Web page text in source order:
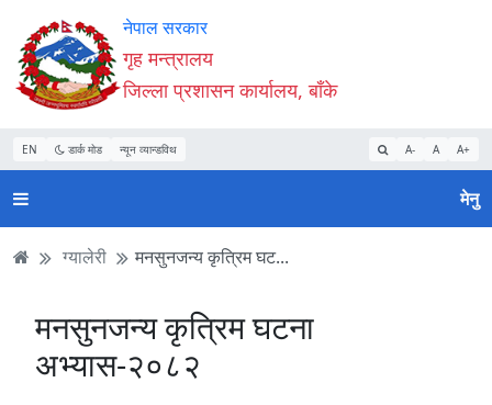
Accessibility
Mode
सुरु
गर्नुहोस्
सामाग्री
पढ्नुहाेस्
नेभिगेसन
पढ्नुहाेस्
वेबसाइट
खोजमा
जानुहोस्
नेपाल सरकार
गृह मन्त्रालय
जिल्ला प्रशासन कार्यालय, बाँके
EN डार्क मोड न्यून व्यान्डविथ A- A A+
मेनु
ग्यालेरी मनसुनजन्य कृत्रिम घट...
मनसुनजन्य कृत्रिम घटना
अभ्यास-२०८२